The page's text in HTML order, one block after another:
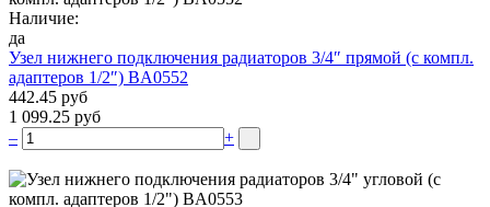
Наличие:
да
Узел нижнего подключения радиаторов 3/4″ прямой (c компл.
адаптеров 1/2″) BA0552
442.45 руб
1 099.25 руб
–
+